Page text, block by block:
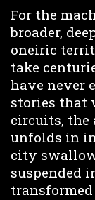
For the
broader,
oneiric
take
have never
stories that
circuits, the
unfolds in
city
suspended